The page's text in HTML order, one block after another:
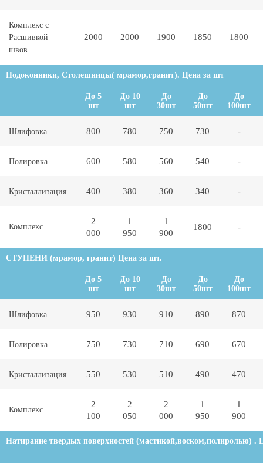
Комплекс с
Расшивкой
швов
2000 2000 1900 1850 1800
Подоконники, Столешницы( мрамор,гранит). Цена за шт
До 5
шт
До 10
шт
До
30шт
До
50шт
До
100шт
Шлифовка 800 780 750 730 -
Полировка 600 580 560 540 -
Кристаллизация 400 380 360 340 -
Комплекс
2
000
1
950
1
900
1800 -
СТУПЕНИ (мрамор, гранит) Цена за шт.
До 5
шт
До 10
шт
До
30шт
До
50шт
До
100шт
Шлифовка 950 930 910 890 870
Полировка 750 730 710 690 670
Кристаллизация 550 530 510 490 470
Комплекс
2
100
2
050
2
000
1
950
1
900
Натирание твердых поверхностей (мастикой,воском,полиролью) .